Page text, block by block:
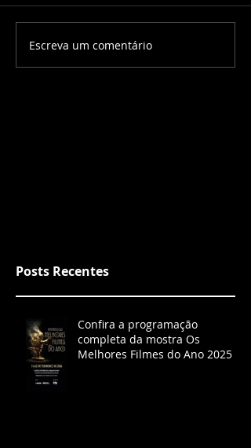
Escreva um comentário
Posts Recentes
Confira a programação
completa da mostra Os
Melhores Filmes do Ano 2025